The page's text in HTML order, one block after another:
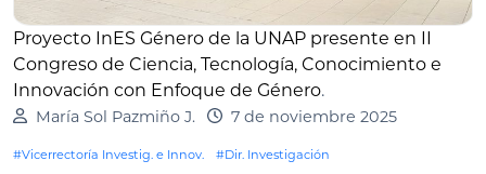
Proyecto InES Género de la UNAP presente en II
Congreso de Ciencia, Tecnología, Conocimiento e
Innovación con Enfoque de Género.
María Sol Pazmiño J. 7 de noviembre 2025
#Vicerrectoría Investig. e Innov. #Dir. Investigación